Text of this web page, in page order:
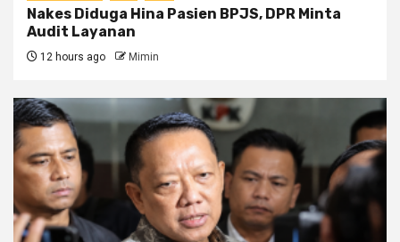
Nakes Diduga Hina Pasien BPJS, DPR Minta
Audit Layanan
12 hours ago Mimin